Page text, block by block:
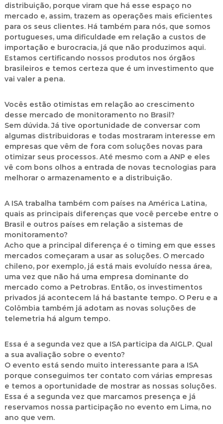
distribuição, porque viram que há esse espaço no
mercado e, assim, trazem as operações mais eficientes
para os seus clientes. Há também para nós, que somos
portugueses, uma dificuldade em relação a custos de
importação e burocracia, já que não produzimos aqui.
Estamos certificando nossos produtos nos órgãos
brasileiros e temos certeza que é um investimento que
vai valer a pena.
Vocês estão otimistas em relação ao crescimento
desse mercado de monitoramento no Brasil?
Sem dúvida. Já tive oportunidade de conversar com
algumas distribuidoras e todas mostraram interesse em
empresas que vêm de fora com soluções novas para
otimizar seus processos. Até mesmo com a ANP e eles
vê com bons olhos a entrada de novas tecnologias para
melhorar o armazenamento e a distribuição.
A ISA trabalha também com países na América Latina,
quais as principais diferenças que você percebe entre o
Brasil e outros países em relação a sistemas de
monitoramento?
Acho que a principal diferença é o timing em que esses
mercados começaram a usar as soluções. O mercado
chileno, por exemplo, já está mais evoluído nessa área,
uma vez que não há uma empresa dominante do
mercado como a Petrobras. Então, os investimentos
privados já acontecem lá há bastante tempo. O Peru e a
Colômbia também já adotam as novas soluções de
telemetria há algum tempo.
Essa é a segunda vez que a ISA participa da AIGLP. Qual
a sua avaliação sobre o evento?
O evento está sendo muito interessante para a ISA
porque conseguimos ter contato com várias empresas
e temos a oportunidade de mostrar as nossas soluções.
Essa é a segunda vez que marcamos presença e já
reservamos nossa participação no evento em Lima, no
ano que vem.